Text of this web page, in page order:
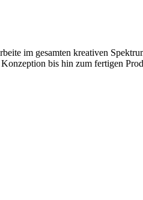
im gesamten kreativen
Konzeption bis hin zum fertigen